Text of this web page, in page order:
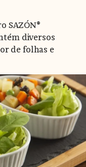
SAZÓN®
diversos
de folhas e